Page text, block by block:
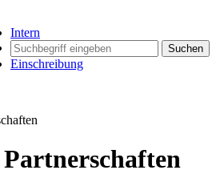
Intern
Suchen
Einschreibung